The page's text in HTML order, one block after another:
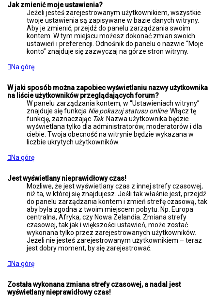
Jak zmienić moje ustawienia?
Jeżeli jesteś zarejestrowanym użytkownikiem, wszystkie
twoje ustawienia są zapisywane w bazie danych witryny.
Aby je zmienić, przejdź do panelu zarządzania swoim
kontem. W tym miejscu możesz dokonać zmian swoich
ustawień i preferencji. Odnośnik do panelu o nazwie “Moje
konto” znajduje się zazwyczaj na górze stron witryny.
Na górę
W jaki sposób można zapobiec wyświetlaniu nazwy użytkownika
na liście użytkowników przeglądających forum?
W panelu zarządzania kontem, w “Ustawieniach witryny”
znajduje się funkcja Nie pokazuj statusu online. Włącz tę
funkcję, zaznaczając Tak. Nazwa użytkownika będzie
wyświetlana tylko dla administratorów, moderatorów i dla
ciebie. Twoja obecność na witrynie będzie wykazana w
liczbie ukrytych użytkowników.
Na górę
Jest wyświetlany nieprawidłowy czas!
Możliwe, że jest wyświetlany czas z innej strefy czasowej,
niż ta, w której się znajdujesz. Jeśli tak właśnie jest, przejdź
do panelu zarządzania kontem i zmień strefę czasową, tak
aby była zgodna z twoim miejscem pobytu. Np. Europa
centralna, Afryka, czy Nowa Zelandia. Zmiana strefy
czasowej, tak jak i większości ustawień, może zostać
wykonana tylko przez zarejestrowanych użytkowników.
Jeżeli nie jesteś zarejestrowanym użytkownikiem – teraz
jest dobry moment, by się zarejestrować.
Na górę
Została wykonana zmiana strefy czasowej, a nadal jest
wyświetlany nieprawidłowy czas!